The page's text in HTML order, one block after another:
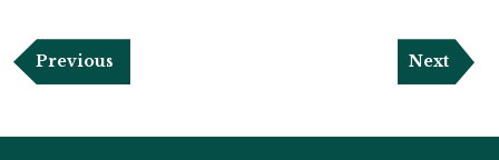
Navigation
dePrevious
Post
Previous
Next
Post
Next